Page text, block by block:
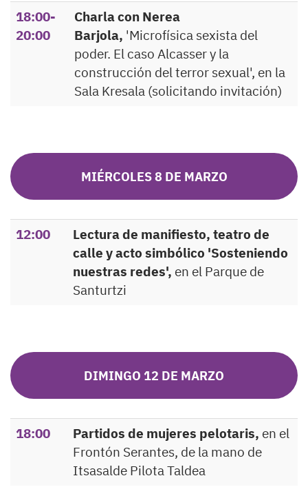
18:00-
20:00
Charla con Nerea
Barjola, 'Microfísica sexista del
poder. El caso Alcasser y la
construcción del terror sexual', en la
Sala Kresala (solicitando invitación)
MIÉRCOLES 8 DE MARZO
12:00
Lectura de manifiesto, teatro de
calle y acto simbólico 'Sosteniendo
nuestras redes', en el Parque de
Santurtzi
DIMINGO 12 DE MARZO
18:00 Partidos de mujeres pelotaris, en el
Frontón Serantes, de la mano de
Itsasalde Pilota Taldea